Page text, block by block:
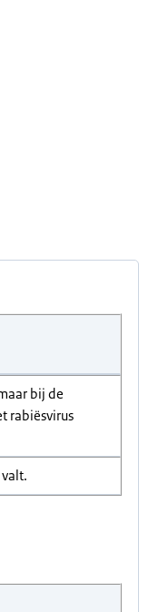
bij de
rabiësvirus